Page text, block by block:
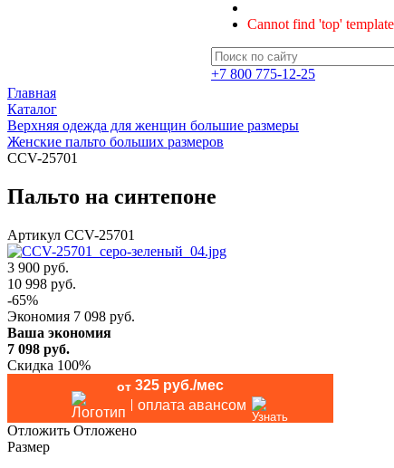
Cannot find 'top'
+7 800 775-12-25
Главная
Каталог
Верхняя одежда для женщин большие размеры
Женские пальто больших размеров
CCV-25701
Пальто на синтепоне
Артикул CCV-25701
3 900 руб.
10 998 руб.
-65%
Экономия 7 098 руб.
Ваша экономия
7 098 руб.
Скидка 100%
от 325 руб./мес
оплата авансом
Отложить Отложено
Размер